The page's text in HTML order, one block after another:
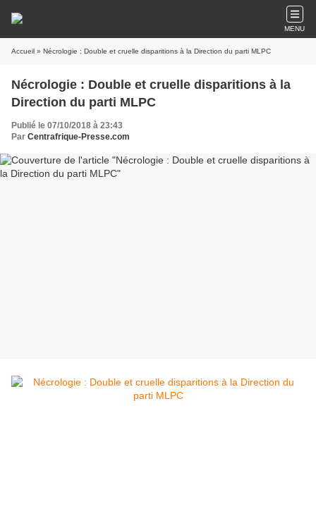
MENU
Accueil » Nécrologie : Double et cruelle disparitions à la Direction du parti MLPC
Nécrologie : Double et cruelle disparitions à la
Direction du parti MLPC
Publié le 07/10/2018 à 23:43
Par Centrafrique-Presse.com